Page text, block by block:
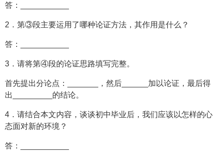
答：___________
2．第③段主要运用了哪种论证方法，其作用是什么？
答：___________
3．请将第④段的论证思路填写完整。
首先提出分论点：_______，然后______加以论证，最后得
出_________的结论。
4．请结合本文内容，谈谈初中毕业后，我们应该以怎样的心
态面对新的环境？
答：___________